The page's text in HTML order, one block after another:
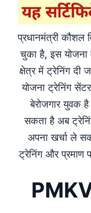
प्रधानमंत्री
चुका है, इस
क्षेत्र में ट्रेनिंग दी
योजना ट्रेनिंग
बेरोजगार युवक
सकता है अब
अपना खर्चा ले
ट्रेनिंग और प्रमाण